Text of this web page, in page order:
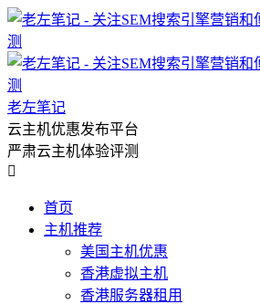
老左笔记
云主机优惠发布平台
严肃云主机体验评测

首页
主机推荐
美国主机优惠
香港虚拟主机
香港服务器租用